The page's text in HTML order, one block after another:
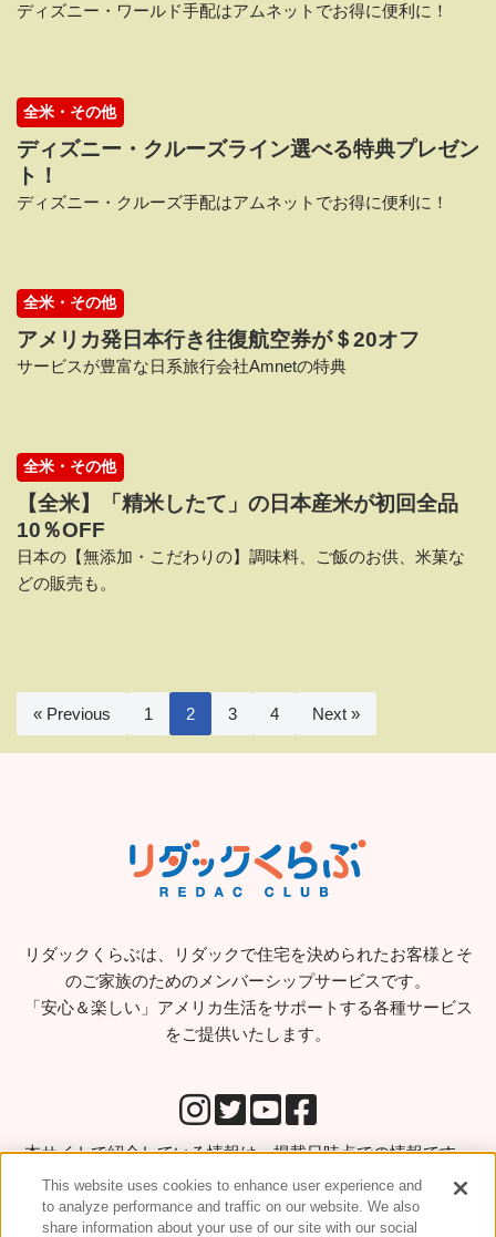
ディズニー・ワールド手配はアムネットでお得に便利に！
全米・その他
ディズニー・クルーズライン選べる特典プレゼン
ト！
ディズニー・クルーズ手配はアムネットでお得に便利に！
全米・その他
アメリカ発日本行き往復航空券が＄20オフ
サービスが豊富な日系旅行会社Amnetの特典
全米・その他
【全米】「精米したて」の日本産米が初回全品
10％OFF
日本の【無添加・こだわりの】調味料、ご飯のお供、米菓な
どの販売も。
« Previous 1 2 3 4 Next »
リダックくらぶは、リダックで住宅を決められたお客様とそ
のご家族のためのメンバーシップサービスです。
「安心＆楽しい」アメリカ生活をサポートする各種サービス
をご提供いたします。
本サイトで紹介している情報は、掲載日時点での情報です。
実際にサービス等ご利用になる場合はご利用前に直接お問い
合わせをされることをお勧めします。
This website uses cookies to enhance user experience and
to analyze performance and traffic on our website. We also
share information about your use of our site with our social